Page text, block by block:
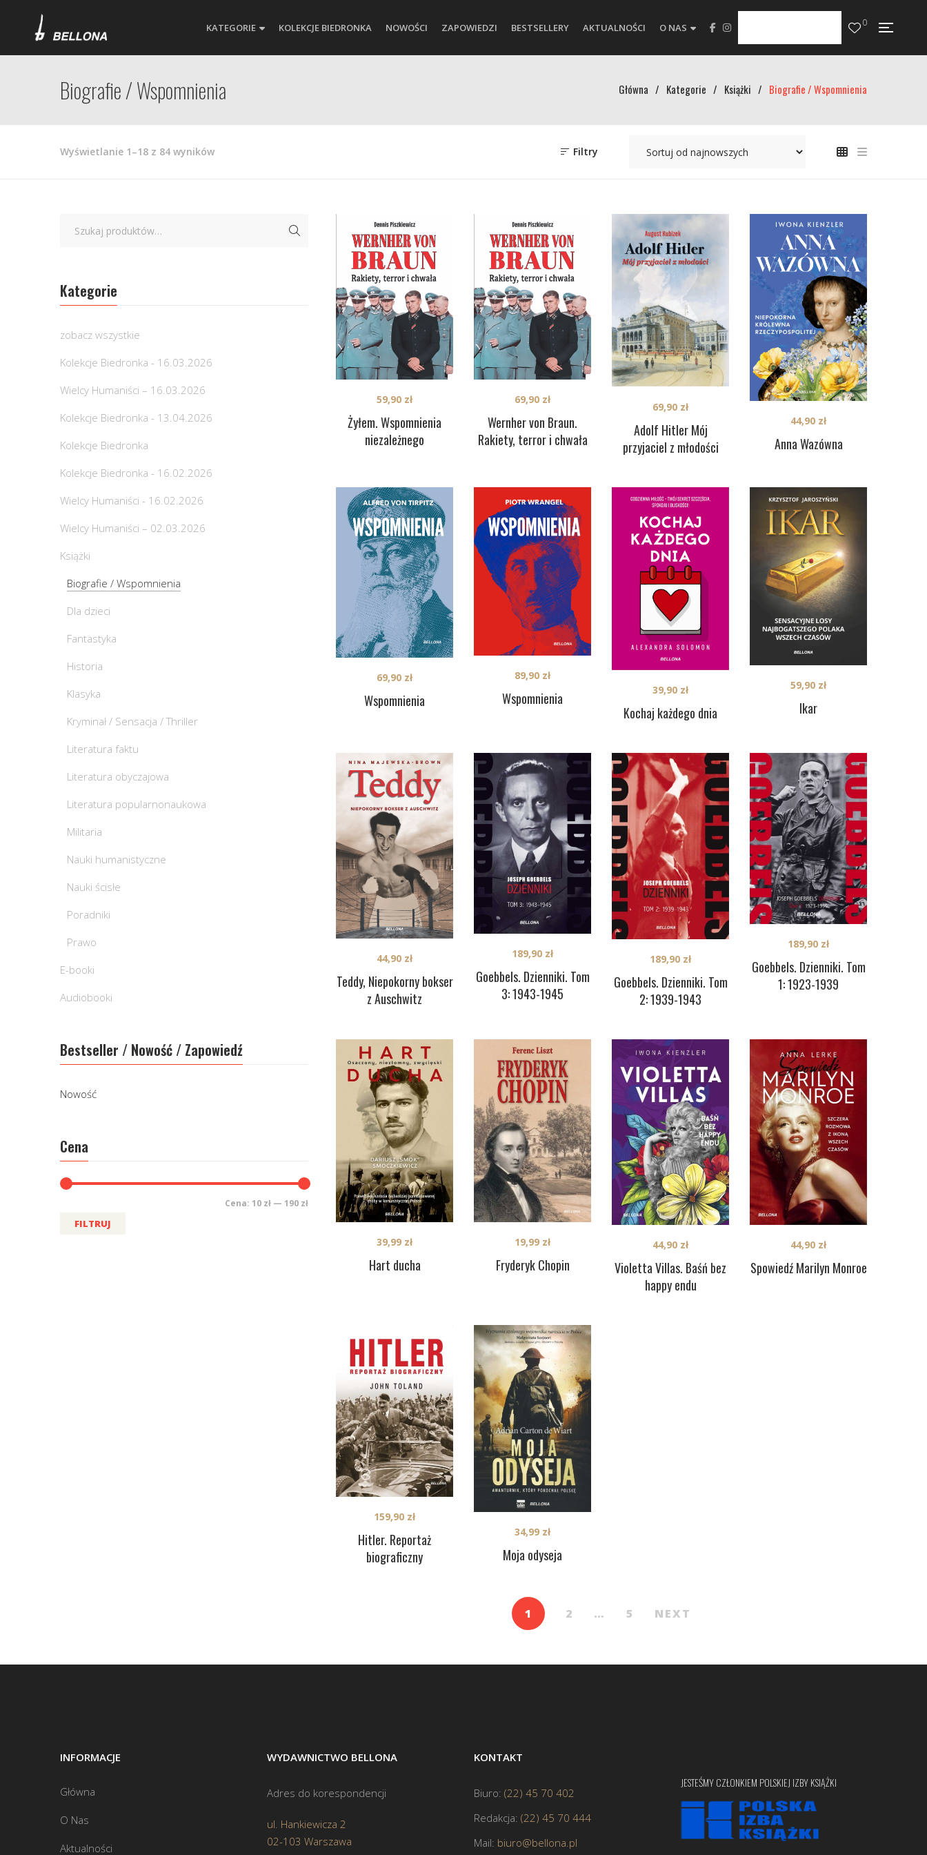
KATEGORIE KOLEKCJE BIEDRONKA NOWOŚCI ZAPOWIEDZI BESTSELLERY AKTUALNOŚCI O NAS 0
Biografie / Wspomnienia Główna / Kategorie / Książki / Biografie / Wspomnienia
Wyświetlanie 1–18 z 84 wynikówPosortowane
Filtry
Żyłem. Wspomnienia
niezależnego
59,90 zł
Wernher von Braun.
Rakiety, terror i chwała
69,90 zł
Adolf Hitler Mój
przyjaciel z młodości
69,90 zł
Anna Wazówna
44,90 zł
Wspomnienia
69,90 zł
Wspomnienia
89,90 zł
Kochaj każdego dnia
39,90 zł
Ikar
59,90 zł
Teddy, Niepokorny bokser
z Auschwitz
44,90 zł
Goebbels. Dzienniki. Tom
3: 1943-1945
189,90 zł
Goebbels. Dzienniki. Tom
2: 1939-1943
189,90 zł
Goebbels. Dzienniki. Tom
1: 1923-1939
189,90 zł
Hart ducha
39,99 zł
Fryderyk Chopin
19,99 zł
Violetta Villas. Baśń bez
happy endu
44,90 zł
Spowiedź Marilyn Monroe
44,90 zł
Hitler. Reportaż
biograficzny
159,90 zł
Moja odyseja
34,99 zł
1 2 … 5 NEXT
Kategorie
zobacz wszystkie
Kolekcje Biedronka - 16.03.2026
Wielcy Humaniści – 16.03.2026
Kolekcje Biedronka - 13.04.2026
Kolekcje Biedronka
Kolekcje Biedronka - 16.02.2026
Wielcy Humaniści - 16.02.2026
Wielcy Humaniści – 02.03.2026
Książki
Biografie / Wspomnienia
Dla dzieci
Fantastyka
Historia
Klasyka
Kryminał / Sensacja / Thriller
Literatura faktu
Literatura obyczajowa
Literatura popularnonaukowa
Militaria
Nauki humanistyczne
Nauki ścisłe
Poradniki
Prawo
E-booki
Audiobooki
Bestseller / Nowość / Zapowiedź
Nowość
Cena
FILTRUJ
Cena: 10 zł — 190 zł
INFORMACJE
Główna
O Nas
Aktualności
WYDAWNICTWO BELLONA
Adres do korespondencji
ul. Hankiewicza 2
02-103 Warszawa
KONTAKT
Biuro: (22) 45 70 402
Redakcja: (22) 45 70 444
Mail: biuro@bellona.pl
JESTEŚMY CZŁONKIEM POLSKIEJ IZBY KSIĄŻKI